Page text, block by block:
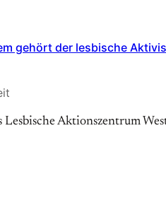
gehört der lesbische
Lesbische Aktionszentrum